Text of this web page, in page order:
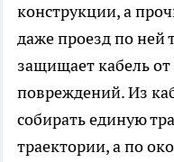
конструкции, а
даже проезд по ней
защищает кабель
повреждений. Из
собирать единую
траектории, а по